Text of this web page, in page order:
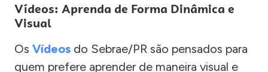
Vídeos: Aprenda de Forma Dinâmica e
Visual
Os Vídeos do Sebrae/PR são pensados para
quem prefere aprender de maneira visual e